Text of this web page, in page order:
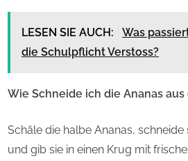
LESEN SIE AUCH:
Was
die Schulpflicht Verstoss?
Wie Schneide ich die Ananas aus
Schäle die halbe Ananas, schneide
und gib sie in einen Krug mit